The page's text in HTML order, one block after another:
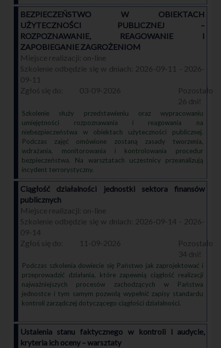
BEZPIECZEŃSTWO W OBIEKTACH
UŻYTECZNOŚCI PUBLICZNEJ –
ROZPOZNAWANIE, REAGOWANIE I
ZAPOBIEGANIE ZAGROŻENIOM
on-line
2026-09-11 - 2026-
09-11
03-09-2026
26
Szkolenie służy przedstawieniu oraz wypracowaniu
umiejętności rozpoznawania i reagowania na
niebezpieczeństwa w obiektach użyteczności publicznej.
Podczas zajęć omówione zostaną zasady tworzenia,
wdrażania, monitorowania i kontrolowania procedur
bezpieczeństwa. Na warsztatach uczestnicy przeanalizują
incydent terrorystyczny.
Ciągłość działalności jednostki sektora finansów
publicznych
on-line
2026-09-14 - 2026-
09-14
11-09-2026
34
Podczas szkolenia dowiecie się Państwo jak zaprojektować i
przeprowadzić działania, które zapewnią ciągłość realizacji
najważniejszych procesów zachodzących w Państwa
jednostce i tym samym pozwolą wypełnić zapisy standardu
kontroli zarządczej dotyczącego ciągłości działalności.
Ustalenia stanu faktycznego w kontroli i audycie,
kryteria ich oceny – warsztaty